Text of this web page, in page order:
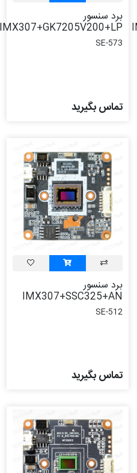
برد سنسور
IMX307+GK7205V200+LP
SE-573
تماس بگیرید
برد سنسور
IMX307+SSC325+AN
SE-512
تماس بگیرید